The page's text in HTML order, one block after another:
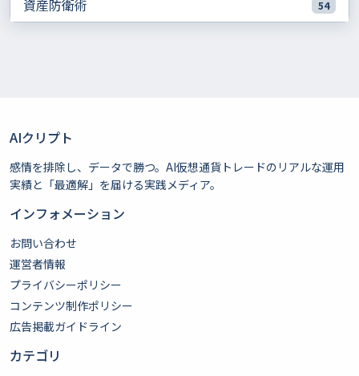
資産防衛術 54
AIクリプト
感情を排除し、データで勝つ。AI仮想通貨トレードのリアルな運用
実績と「最適解」を届ける実践メディア。
インフォメーション
お問い合わせ
運営者情報
プライバシーポリシー
コンテンツ制作ポリシー
広告掲載ガイドライン
カテゴリ